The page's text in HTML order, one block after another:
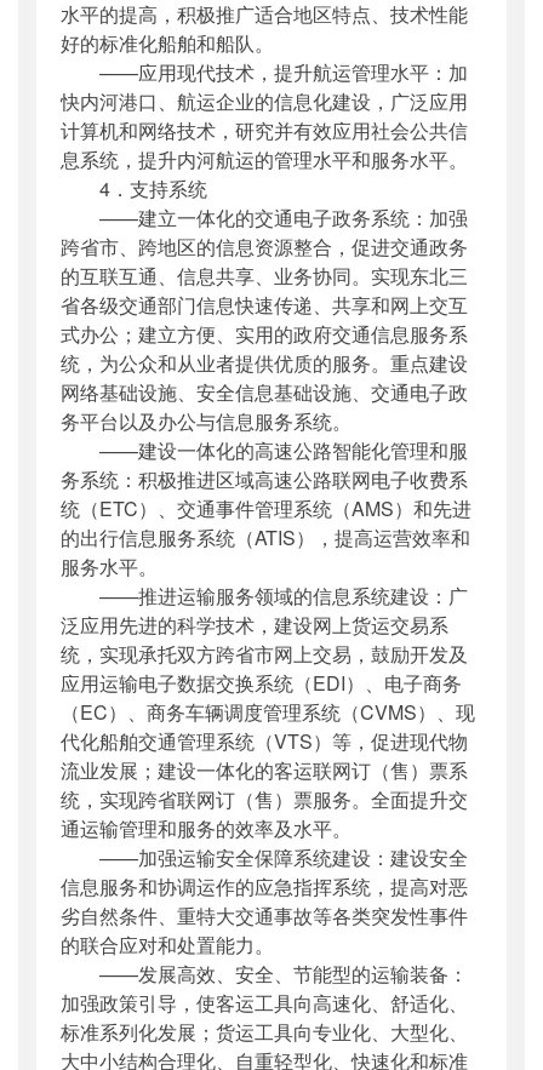
水平的提高，积极推广适合地区特点、技术性能
好的标准化船舶和船队。
——应用现代技术，提升航运管理水平：加
快内河港口、航运企业的信息化建设，广泛应用
计算机和网络技术，研究并有效应用社会公共信
息系统，提升内河航运的管理水平和服务水平。
4．支持系统
——建立一体化的交通电子政务系统：加强
跨省市、跨地区的信息资源整合，促进交通政务
的互联互通、信息共享、业务协同。实现东北三
省各级交通部门信息快速传递、共享和网上交互
式办公；建立方便、实用的政府交通信息服务系
统，为公众和从业者提供优质的服务。重点建设
网络基础设施、安全信息基础设施、交通电子政
务平台以及办公与信息服务系统。
——建设一体化的高速公路智能化管理和服
务系统：积极推进区域高速公路联网电子收费系
统（ETC）、交通事件管理系统（AMS）和先进
的出行信息服务系统（ATIS），提高运营效率和
服务水平。
——推进运输服务领域的信息系统建设：广
泛应用先进的科学技术，建设网上货运交易系
统，实现承托双方跨省市网上交易，鼓励开发及
应用运输电子数据交换系统（EDI）、电子商务
（EC）、商务车辆调度管理系统（CVMS）、现
代化船舶交通管理系统（VTS）等，促进现代物
流业发展；建设一体化的客运联网订（售）票系
统，实现跨省联网订（售）票服务。全面提升交
通运输管理和服务的效率及水平。
——加强运输安全保障系统建设：建设安全
信息服务和协调运作的应急指挥系统，提高对恶
劣自然条件、重特大交通事故等各类突发性事件
的联合应对和处置能力。
——发展高效、安全、节能型的运输装备：
加强政策引导，使客运工具向高速化、舒适化、
标准系列化发展；货运工具向专业化、大型化、
大中小结构合理化、自重轻型化、快速化和标准